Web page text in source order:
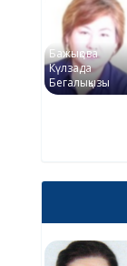
Бажықова
Күлзада
Бегалықызы